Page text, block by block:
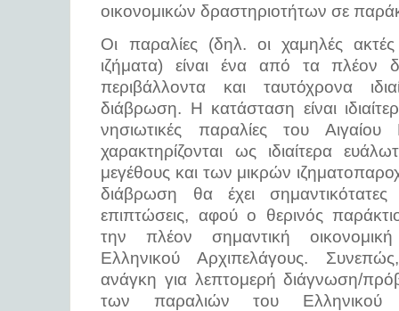
οικονομικών δραστηριοτήτων σε
Οι παραλίες (δηλ. οι χαμηλές
ιζήματα) είναι ένα από τα πλέον
περιβάλλοντα και ταυτόχρονα
διάβρωση. H κατάσταση είναι
νησιωτικές παραλίες του
χαρακτηρίζονται ως ιδιαίτερα
μεγέθους και των μικρών
διάβρωση θα έχει σημαντικότατες
επιπτώσεις, αφού ο θερινός
την πλέον σημαντική
Ελληνικού Αρχιπελάγους.
ανάγκη για λεπτομερή διάγνωση/
των παραλιών του Ελληνικού